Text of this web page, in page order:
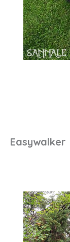
Easywalker